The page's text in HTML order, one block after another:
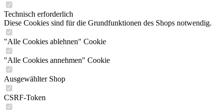
Technisch erforderlich
Diese Cookies sind für die Grundfunktionen des Shops notwendig.
"Alle Cookies ablehnen" Cookie
"Alle Cookies annehmen" Cookie
Ausgewählter Shop
CSRF-Token